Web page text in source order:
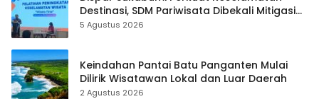
Destinasi, SDM Pariwisata Dibekali Mitigasi
hingga Teknik Evakuasi
5 Agustus 2026
Keindahan Pantai Batu Panganten Mulai
Dilirik Wisatawan Lokal dan Luar Daerah
2 Agustus 2026